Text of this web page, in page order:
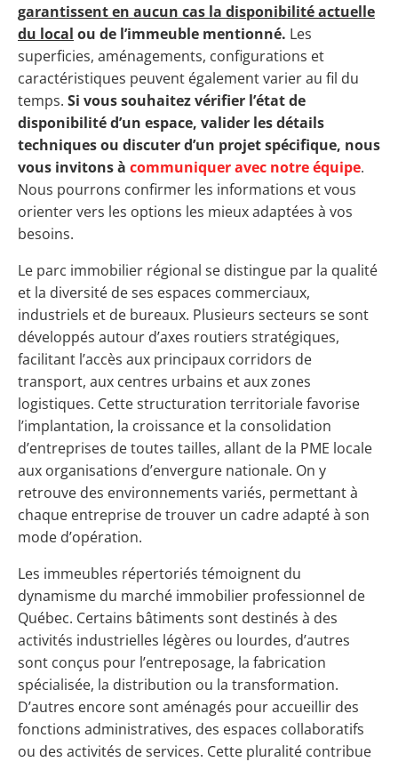
garantissent en aucun cas la disponibilité actuelle
du local ou de l’immeuble mentionné. Les
superficies, aménagements, configurations et
caractéristiques peuvent également varier au fil du
temps. Si vous souhaitez vérifier l’état de
disponibilité d’un espace, valider les détails
techniques ou discuter d’un projet spécifique, nous
vous invitons à communiquer avec notre équipe.
Nous pourrons confirmer les informations et vous
orienter vers les options les mieux adaptées à vos
besoins.
Le parc immobilier régional se distingue par la qualité
et la diversité de ses espaces commerciaux,
industriels et de bureaux. Plusieurs secteurs se sont
développés autour d’axes routiers stratégiques,
facilitant l’accès aux principaux corridors de
transport, aux centres urbains et aux zones
logistiques. Cette structuration territoriale favorise
l’implantation, la croissance et la consolidation
d’entreprises de toutes tailles, allant de la PME locale
aux organisations d’envergure nationale. On y
retrouve des environnements variés, permettant à
chaque entreprise de trouver un cadre adapté à son
mode d’opération.
Les immeubles répertoriés témoignent du
dynamisme du marché immobilier professionnel de
Québec. Certains bâtiments sont destinés à des
activités industrielles légères ou lourdes, d’autres
sont conçus pour l’entreposage, la fabrication
spécialisée, la distribution ou la transformation.
D’autres encore sont aménagés pour accueillir des
fonctions administratives, des espaces collaboratifs
ou des activités de services. Cette pluralité contribue